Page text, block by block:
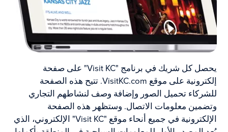
يحصل كل شريك في برنامج "Visit KC" على صفحة
إلكترونية على موقع VisitKC.com. تتيح هذه الصفحة
للشركاء تحميل الصور وإضافة وصف لنشاطهم التجاري
وتضمين معلومات الاتصال. وستظهر هذه الصفحة
الإلكترونية في جميع أنحاء موقع "Visit KC" الإلكتروني، الذي